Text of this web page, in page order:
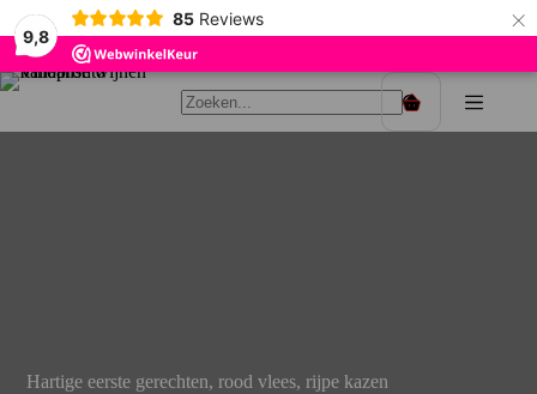
9,8
85 Reviews ×
Ga
Winkelwagen
Hartige eerste gerechten, rood vlees, rijpe kazen